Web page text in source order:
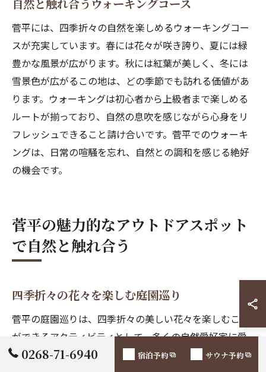
自然と触れ合うウォーキングコース
菅平には、四季折々の自然を楽しめるウォーキングコー
スが充実しています。春には花々が咲き誇り、夏には緑
豊かな風景が広がります。秋には紅葉が美しく、冬には
雪景色が広がるこの地は、どの季節でも訪れる価値があ
ります。ウォーキングは初心者から上級者まで楽しめる
ルートが揃っており、自然の息吹を感じながら心身をリ
フレッシュできること請け合いです。菅平でのウォーキ
ングは、日常の喧騒を忘れ、自然との調和を感じる絶好
の機会です。
菅平の魅力的なアウトドアスポット
で自然と触れ合う
四季折々の花々を楽しむ庭園巡り
菅平の庭園巡りは、四季折々の美しい花々を楽しむこと
ができるアクティビティとして、多くの自然愛好家に愛
されています。春には、桜や梅が咲き誇り、訪れる人々
0268-71-6940 宿泊予約 サウナ予約